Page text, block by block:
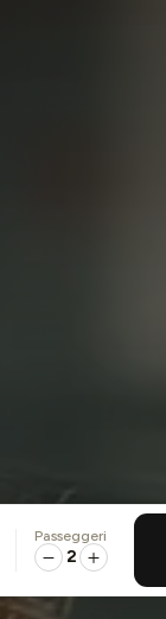
Passeggeri
2